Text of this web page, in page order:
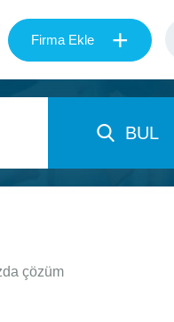
Firma Ekle +
BUL
çözüm